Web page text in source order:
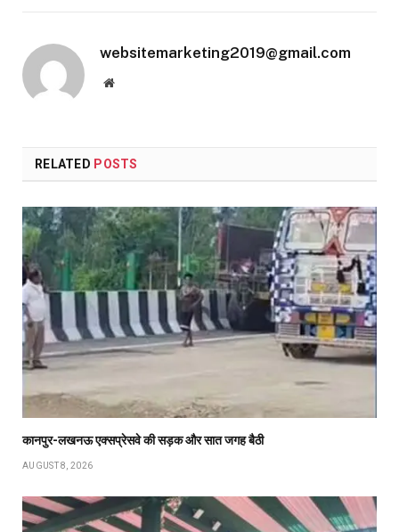
websitemarketing2019@gmail.com
Website
RELATED POSTS
कानपुर-लखनऊ एक्सप्रेसवे की सड़क और सात जगह बैठी
AUGUST 8, 2026